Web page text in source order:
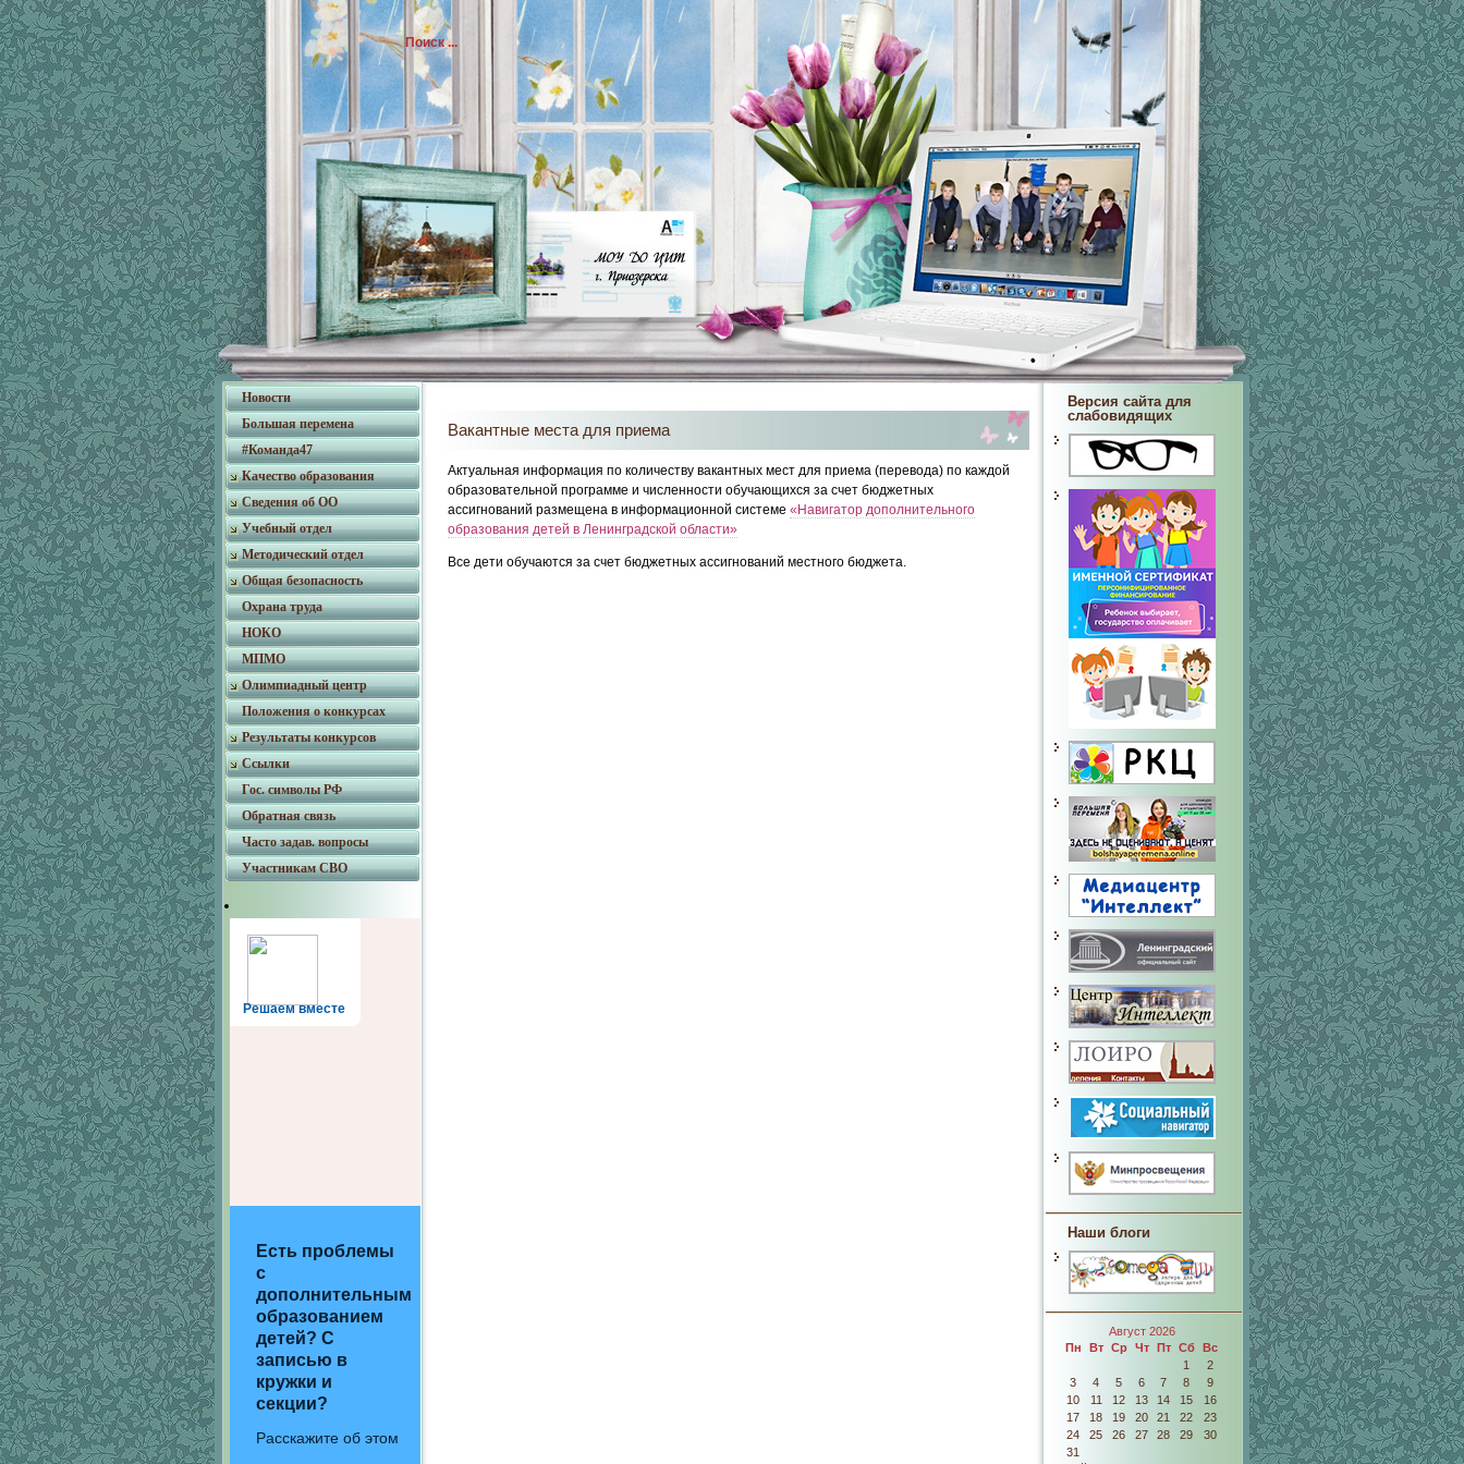
Вакантные места для приема
Актуальная информация по количеству вакантных мест для приема (перевода) по каждой
образовательной программе и численности обучающихся за счет бюджетных
ассигнований размещена в информационной системе «Навигатор дополнительного
образования детей в Ленинградской области»
Все дети обучаются за счет бюджетных ассигнований местного бюджета.
Новости
Большая перемена
#Команда47
Качество образования
Сведения об ОО
Учебный отдел
Методический отдел
Общая безопасность
Охрана труда
НОКО
МПМО
Олимпиадный центр
Положения о конкурсах
Результаты конкурсов
Ссылки
Гос. символы РФ
Обратная связь
Часто задав. вопросы
Участникам СВО
Решаем вместе
Есть проблемы
с
дополнительным
образованием
детей? С
записью в
кружки и
секции?
Расскажите об этом
Версия сайта для
слабовидящих
Наши блоги
Август 2026
Пн
Вт Ср Чт Пт Сб
Вс
1
2
3
4 5 6 7 8
9
10
11 12 13 14 15
16
17
18 19 20 21 22
23
24
25 26 27 28 29
30
31